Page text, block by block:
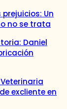
Un
no se trata
Daniel
excliente en